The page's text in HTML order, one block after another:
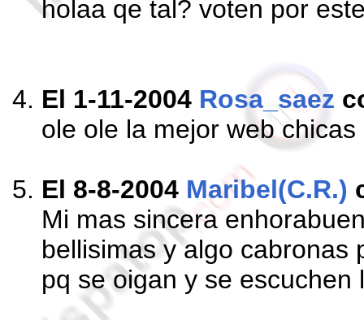
holaa qe tal? voten por
El 1-11-2004 Rosa_saez
ole ole la mejor web
El 8-8-2004 Maribel(C.R.)
Mi mas sincera
bellisimas y algo cabronas
pq se oigan y se